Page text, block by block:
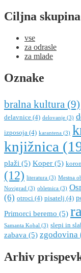
Ciljna skupina
vse
za odrasle
za mlade
Oznake
bralna kultura (9)
delavnice (4) delovanje (3)
izposoja (4) karantena (3)
knjižnica
plaži (5) Koper (5)
(12) literatura (3) Mestna
Novigrad (3) obletnica (3)
(6) otroci (4) pisatelj (4)
Primorci beremo (5)
Samanta Kobal (3) slepi in
zabava (5) zgodovina
Arhiv